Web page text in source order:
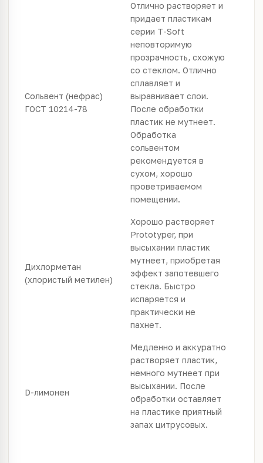
Сольвент (нефрас)
ГОСТ 10214-78
Отлично растворяет и
придает пластикам
серии T-Soft
неповторимую
прозрачность, схожую
со стеклом. Отлично
сплавляет и
выравнивает слои.
После обработки
пластик не мутнеет.
Обработка
сольвентом
рекомендуется в
сухом, хорошо
проветриваемом
помещении.
Дихлорметан
(хлористый метилен)
Хорошо растворяет
Prototyper, при
высыхании пластик
мутнеет, приобретая
эффект запотевшего
стекла. Быстро
испаряется и
практически не
пахнет.
D-лимонен
Медленно и аккуратно
растворяет пластик,
немного мутнеет при
высыхании. После
обработки оставляет
на пластике приятный
запах цитрусовых.